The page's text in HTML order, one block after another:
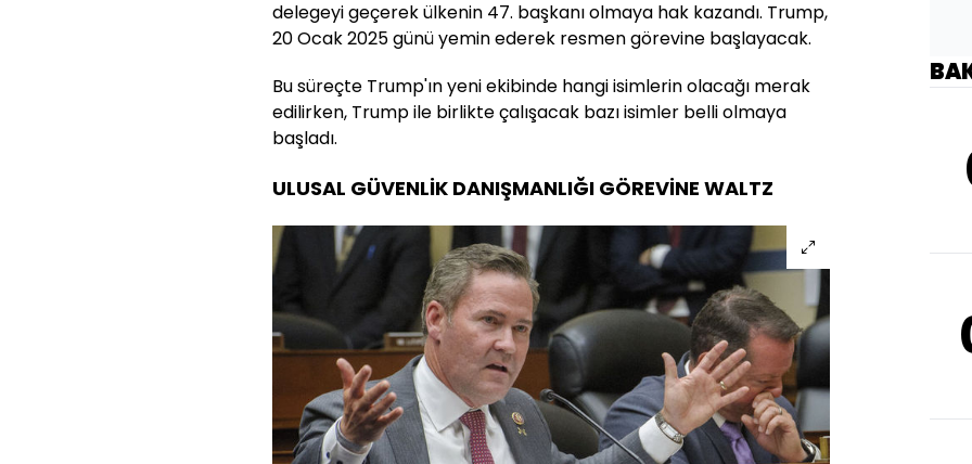
delegeyi geçerek ülkenin 47. başkanı olmaya hak kazandı. Trump,
20 Ocak 2025 günü yemin ederek resmen görevine başlayacak.
Bu süreçte Trump'ın yeni ekibinde hangi isimlerin olacağı merak
edilirken, Trump ile birlikte çalışacak bazı isimler belli olmaya
başladı.
ULUSAL GÜVENLİK DANIŞMANLIĞI GÖREVİNE WALTZ